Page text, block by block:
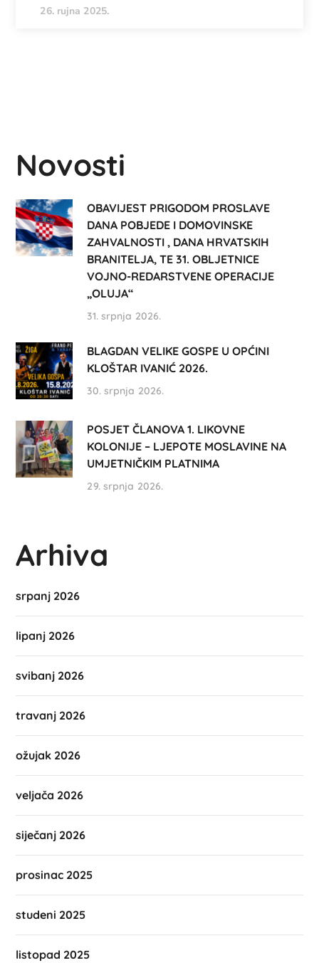
26. rujna 2025.
Novosti
OBAVIJEST PRIGODOM PROSLAVE
DANA POBJEDE I DOMOVINSKE
ZAHVALNOSTI , DANA HRVATSKIH
BRANITELJA, TE 31. OBLJETNICE
VOJNO-REDARSTVENE OPERACIJE
„OLUJA“
31. srpnja 2026.
BLAGDAN VELIKE GOSPE U OPĆINI
KLOŠTAR IVANIĆ 2026.
30. srpnja 2026.
POSJET ČLANOVA 1. LIKOVNE
KOLONIJE – LJEPOTE MOSLAVINE NA
UMJETNIČKIM PLATNIMA
29. srpnja 2026.
Arhiva
srpanj 2026
lipanj 2026
svibanj 2026
travanj 2026
ožujak 2026
veljača 2026
siječanj 2026
prosinac 2025
studeni 2025
listopad 2025